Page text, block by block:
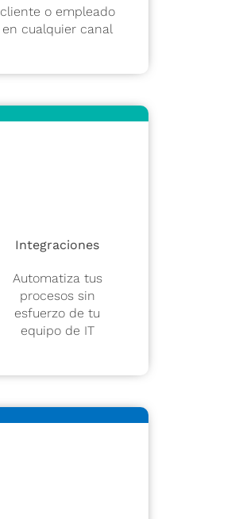
cliente o empleado
en cualquier canal
Integraciones
Automatiza tus
procesos sin
esfuerzo de tu
equipo de IT